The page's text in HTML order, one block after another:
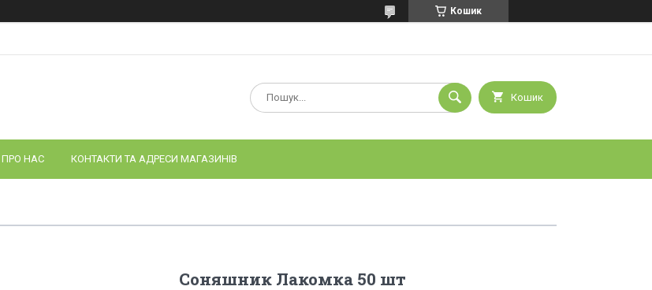
Кошик
Кошик
ПРО НАС КОНТАКТИ ТА АДРЕСИ МАГАЗИНІВ
Соняшник Лакомка 50 шт